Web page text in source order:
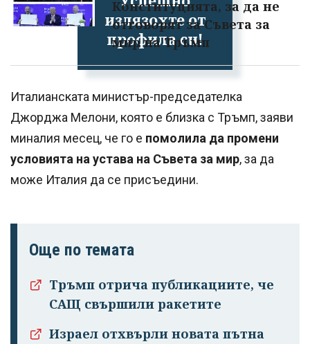
излязохте от
профила си!
Конституцията, за да не
отговорят за Съвета за
мир на Тръмп
Италианската министър-председателка
Джорджа Мелони, която е близка с Тръмп, заяви
миналия месец, че го е помолила да промени
условията на устава на Съвета за мир, за да
може Италия да се присъедини.
Още по темата
Тръмп отрича публикациите, че
САЩ свършили ракетите
Израел отхвърли новата пътна